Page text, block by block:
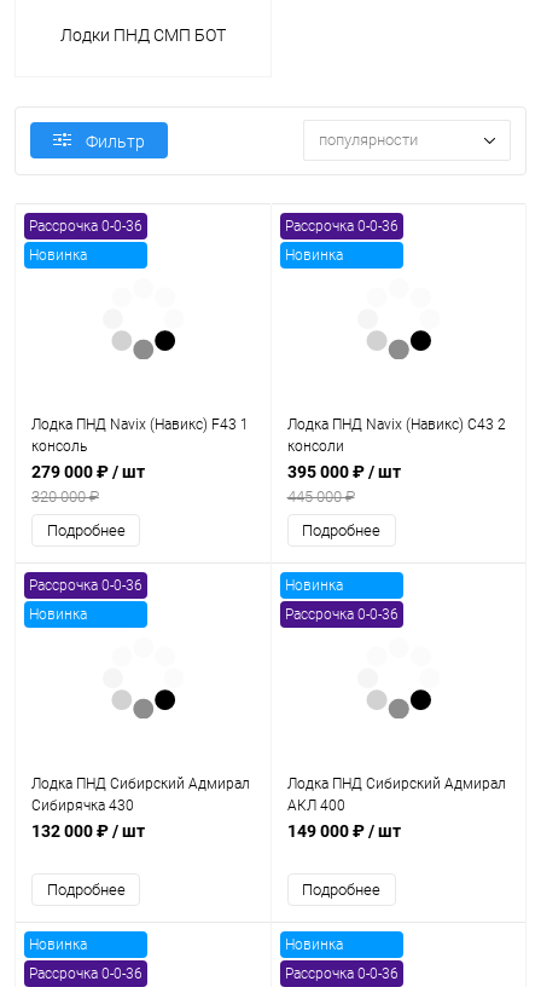
Лодки ПНД СМП БОТ
Фильтр популярности
Рассрочка 0-0-36
Новинка
Лодка ПНД Navix (Навикс) F43 1
консоль
279 000 ₽/ шт
320 000 ₽
Подробнее
Рассрочка 0-0-36
Новинка
Лодка ПНД Navix (Навикс) C43 2
консоли
395 000 ₽/ шт
445 000 ₽
Подробнее
Рассрочка 0-0-36
Новинка
Лодка ПНД Сибирский Адмирал
Сибирячка 430
132 000 ₽/ шт
Подробнее
Новинка
Рассрочка 0-0-36
Лодка ПНД Сибирский Адмирал
АКЛ 400
149 000 ₽/ шт
Подробнее
Новинка
Рассрочка 0-0-36
Новинка
Рассрочка 0-0-36